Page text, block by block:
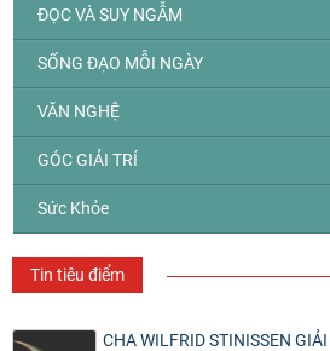
ĐỌC VÀ SUY NGẪM
SỐNG ĐẠO MỖI NGÀY
VĂN NGHỆ
GÓC GIẢI TRÍ
Sức Khỏe
Tin tiêu điểm
CHA WILFRID STINISSEN